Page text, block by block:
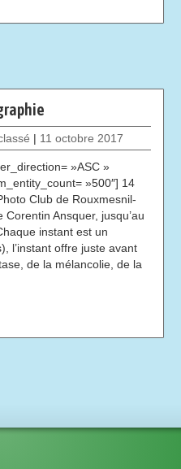
| 11 octobre 2017
»ASC »
»500″] 14
Club de Rouxmesnil-
Ansquer, jusqu’au
instant est un
l’instant offre juste avant
de la mélancolie, de la